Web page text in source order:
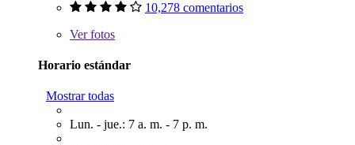
10,278 comentarios
Verfotos
Horario estándar
Mostrar todas
Lun. - jue.: 7 a. m. - 7 p. m.